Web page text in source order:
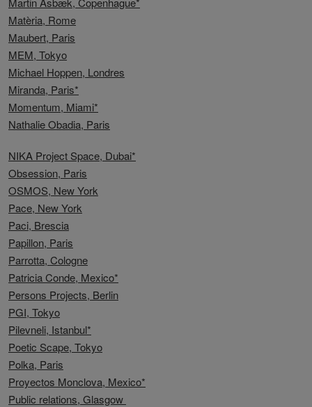
Matèria, Rome
Maubert, Paris
MEM, Tokyo
Michael Hoppen, Londres
Miranda, Paris*
Momentum, Miami*
Nathalie Obadia, Paris
NIKA Project Space, Dubai*
Obsession, Paris
OSMOS, New York
Pace, New York
Paci, Brescia
Papillon, Paris
Parrotta, Cologne
Patricia Conde, Mexico*
Persons Projects, Berlin
PGI, Tokyo
Pilevneli, Istanbul*
Poetic Scape, Tokyo
Polka, Paris
Proyectos Monclova, Mexico*
Public relations, Glasgow